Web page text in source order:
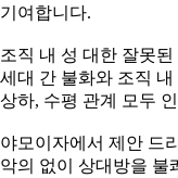
기여합니다.
조직 내 성 대한 잘못
세대 간 불화와 조직
상하, 수평 관계 모두
야모이자에서 제안 드
악의 없이 상대방을 불